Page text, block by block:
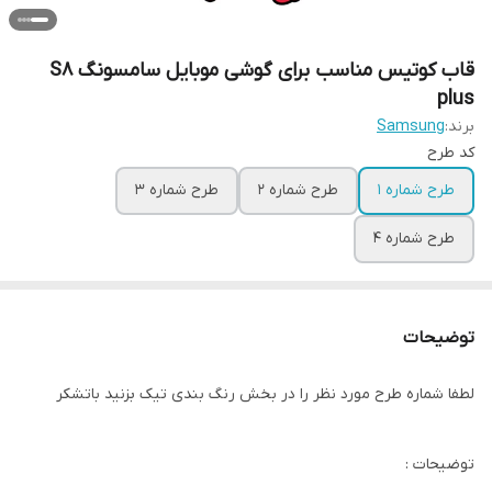
قاب کوتیس مناسب برای گوشی موبایل سامسونگ S8
plus
برند:Samsung
کد طرح
طرح شماره 1
طرح شماره 2 طرح شماره 3
طرح شماره 4
توضیحات
لطفا شماره طرح مورد نظر را در بخش رنگ بندی تیک بزنید باتشکر
توضیحات :